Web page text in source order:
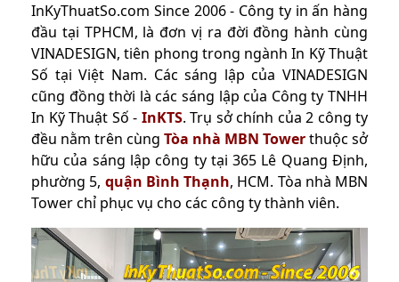
InKyThuatSo.com Since 2006 - Công ty in ấn hàng
đầu tại TPHCM, là đơn vị ra đời đồng hành cùng
VINADESIGN, tiên phong trong ngành In Kỹ Thuật
Số tại Việt Nam. Các sáng lập của VINADESIGN
cũng đồng thời là các sáng lập của Công ty TNHH
In Kỹ Thuật Số - InKTS. Trụ sở chính của 2 công ty
đều nằm trên cùng Tòa nhà MBN Towerthuộc sở
hữu của sáng lập công ty tại 365 Lê Quang Định,
phường 5, quận Bình Thạnh, HCM. Tòa nhà MBN
Tower chỉ phục vụ cho các công ty thành viên.